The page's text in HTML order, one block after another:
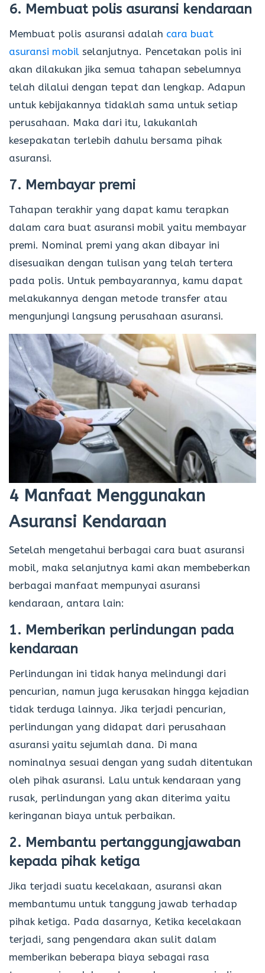
6. Membuat polis asuransi kendaraan
Membuat polis asuransi adalah cara buat
asuransi mobil selanjutnya. Pencetakan polis ini
akan dilakukan jika semua tahapan sebelumnya
telah dilalui dengan tepat dan lengkap. Adapun
untuk kebijakannya tidaklah sama untuk setiap
perusahaan. Maka dari itu, lakukanlah
kesepakatan terlebih dahulu bersama pihak
asuransi.
7. Membayar premi
Tahapan terakhir yang dapat kamu terapkan
dalam cara buat asuransi mobil yaitu membayar
premi. Nominal premi yang akan dibayar ini
disesuaikan dengan tulisan yang telah tertera
pada polis. Untuk pembayarannya, kamu dapat
melakukannya dengan metode transfer atau
mengunjungi langsung perusahaan asuransi.
4 Manfaat Menggunakan
Asuransi Kendaraan
Setelah mengetahui berbagai cara buat asuransi
mobil, maka selanjutnya kami akan membeberkan
berbagai manfaat mempunyai asuransi
kendaraan, antara lain:
1. Memberikan perlindungan pada
kendaraan
Perlindungan ini tidak hanya melindungi dari
pencurian, namun juga kerusakan hingga kejadian
tidak terduga lainnya. Jika terjadi pencurian,
perlindungan yang didapat dari perusahaan
asuransi yaitu sejumlah dana. Di mana
nominalnya sesuai dengan yang sudah ditentukan
oleh pihak asuransi. Lalu untuk kendaraan yang
rusak, perlindungan yang akan diterima yaitu
keringanan biaya untuk perbaikan.
2. Membantu pertanggungjawaban
kepada pihak ketiga
Jika terjadi suatu kecelakaan, asuransi akan
membantumu untuk tanggung jawab terhadap
pihak ketiga. Pada dasarnya, Ketika kecelakaan
terjadi, sang pengendara akan sulit dalam
memberikan beberapa biaya sebagai rasa